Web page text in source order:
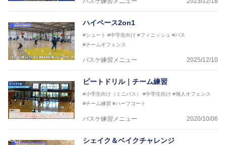
ハイペース2on1
#シュート #中学生向け #フィニッシュ #パス
#チームオフェンス
バスケ練習メニュー 2025/12/10
ピートドリル｜チーム練習
#小学生向け（ミニバス） #中学生向け #個人オフェンス
#チーム練習 #ハーフコート
バスケ練習メニュー 2020/10/06
シェイク＆ベイクチャレンジ